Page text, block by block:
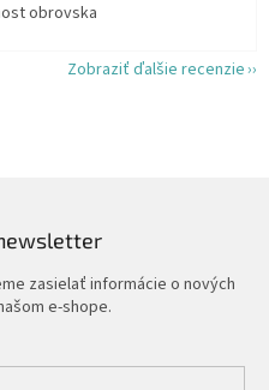
obrovska
Zobraziť ďalšie recenzie
zasielať informácie o nových
e-shope.